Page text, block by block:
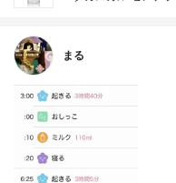
まる